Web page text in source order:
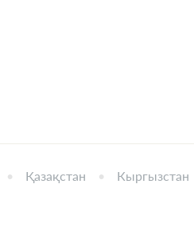
Қазақстан Кыргызстан